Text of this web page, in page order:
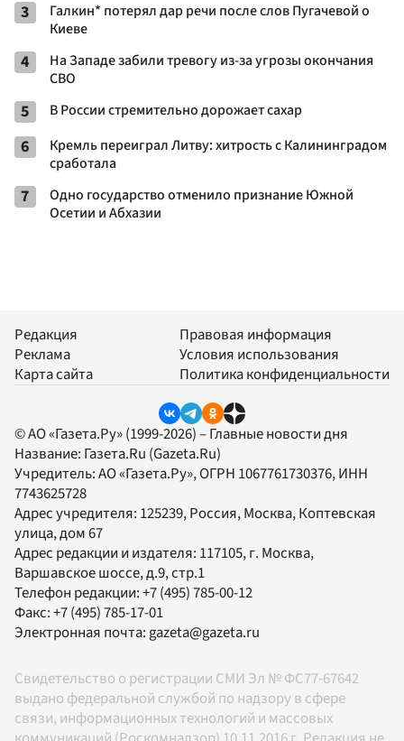
3
Галкин* потерял дар речи после слов Пугачевой о
Киеве
4
На Западе забили тревогу из-за угрозы окончания
СВО
5 В России стремительно дорожает сахар
6
Кремль переиграл Литву: хитрость с Калининградом
сработала
7
Одно государство отменило признание Южной
Осетии и Абхазии
Редакция
Реклама
Карта сайта
Правовая информация
Условия использования
Политика конфиденциальности
© АО «Газета.Ру» (1999-2026) – Главные новости дня
Название: Газета.Ru (Gazeta.Ru)
Учредитель:АО «Газета.Ру», ОГРН 1067761730376, ИНН
7743625728
Адрес учредителя: 125239, Россия, Москва, Коптевская
улица, дом 67
Адрес редакции и издателя: 117105, г. Москва,
Варшавское шоссе, д.9, стр.1
Телефон редакции:+7 (495) 785-00-12
Факс:+7 (495) 785-17-01
Электронная почта:gazeta@gazeta.ru
Свидетельство о регистрации СМИ Эл № ФС77-67642
выдано федеральной службой по надзору в сфере
связи, информационных технологий и массовых